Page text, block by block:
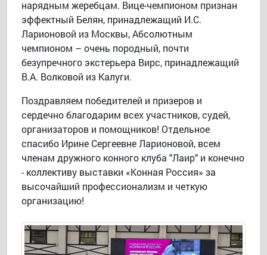
нарядным жеребцам. Вице-чемпионом признан
эффектный Белян, принадлежащий И.С.
Ларионовой из Москвы, Абсолютным
чемпионом – очень породный, почти
безупречного экстерьера Вирс, принадлежащий
В.А. Волковой из Калуги.
Поздравляем победителей и призеров и
сердечно благодарим всех участников, судей,
организаторов и помощников! Отдельное
спасибо Ирине Сергеевне Ларионовой, всем
членам дружного конного клуба "Лаир" и конечно
- коллективу выставки «Конная Россия» за
высочайший профессионализм и четкую
организацию!